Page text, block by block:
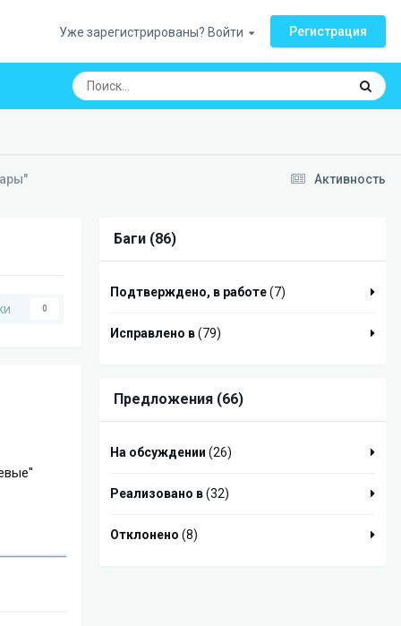
Уже зарегистрированы? Войти Регистрация
Активность
0
Баги (86)
Подтверждено, в работе(7)
Исправлено в(79)
Предложения (66)
На обсуждении (26)
Реализовано в(32)
Отклонено (8)